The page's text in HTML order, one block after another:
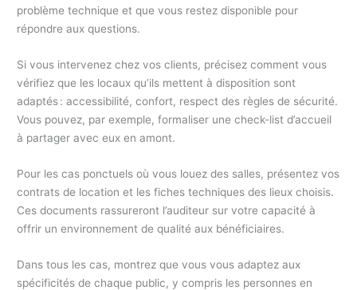
problème technique et que vous restez disponible pour
répondre aux questions.
Si vous intervenez chez vos clients, précisez comment vous
vérifiez que les locaux qu’ils mettent à disposition sont
adaptés : accessibilité, confort, respect des règles de sécurité.
Vous pouvez, par exemple, formaliser une check-list d’accueil
à partager avec eux en amont.
Pour les cas ponctuels où vous louez des salles, présentez vos
contrats de location et les fiches techniques des lieux choisis.
Ces documents rassureront l’auditeur sur votre capacité à
offrir un environnement de qualité aux bénéficiaires.
Dans tous les cas, montrez que vous vous adaptez aux
spécificités de chaque public, y compris les personnes en